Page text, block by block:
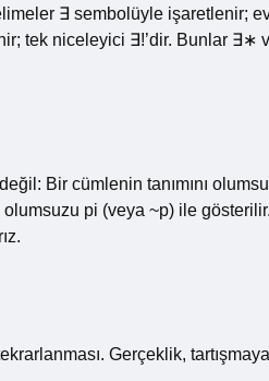
∃ sembolüyle işaretlenir;
tek niceleyici ∃!’dir. Bunlar ∃∗
Bir cümlenin tanımını
pi (veya ~p) ile
Gerçeklik,